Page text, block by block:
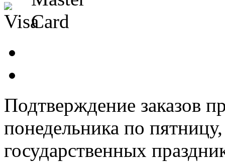
Подтверждение заказов
понедельника по
государственных